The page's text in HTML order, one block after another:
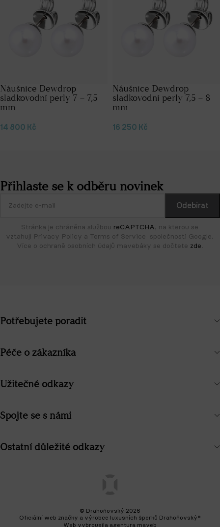
Náušnice Dewdrop
sladkovodní perly 7 – 7,5
mm
14 800 Kč
Náušnice Dewdrop
sladkovodní perly 7,5 – 8
mm
16 250 Kč
Přihlaste se k odběru novinek
Stránka je chráněna službou reCAPTCHA, na kterou se
vztahují Privacy Policy a Terms of Service společnosti Google.
Více o ochraně osobních údajů mavebáky se dočtete zde
Potřebujete poradit
Péče o zákazníka
Užitečné odkazy
Spojte se s námi
Ostatní důležité odkazy
© Drahoňovský 2026
Oficiální web značky a výrobce luxusních šperků Drahoňovský®
Web vybrousila agentura maveb